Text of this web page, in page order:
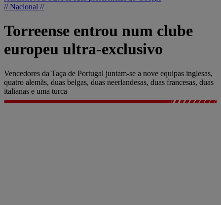
// Nacional //
Torreense entrou num clube
europeu ultra-exclusivo
Vencedores da Taça de Portugal juntam-se a nove equipas inglesas,
quatro alemãs, duas belgas, duas neerlandesas, duas francesas, duas
italianas e uma turca